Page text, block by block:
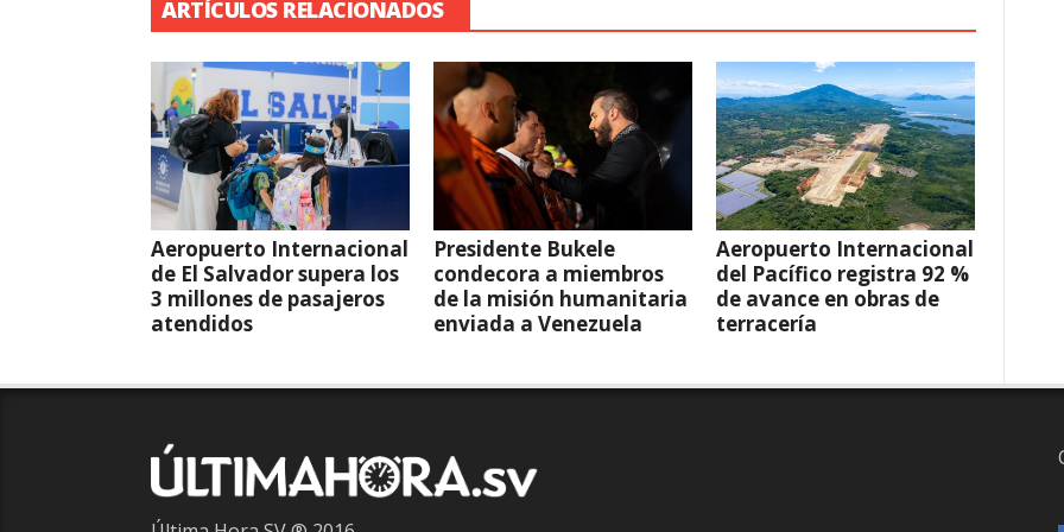
ARTÍCULOS RELACIONADOS
Aeropuerto Internacional
de El Salvador supera los
3 millones de pasajeros
atendidos
Presidente Bukele
condecora a miembros
de la misión humanitaria
enviada a Venezuela
Aeropuerto Internacional
del Pacífico registra 92 %
de avance en obras de
terracería